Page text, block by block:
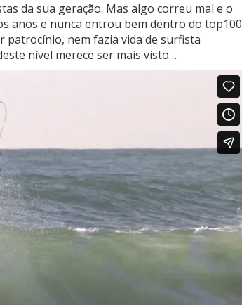
da sua geração. Mas algo correu mal e o
anos e nunca entrou bem dentro do top100
patrocínio, nem fazia vida de surfista
nível merece ser mais visto…